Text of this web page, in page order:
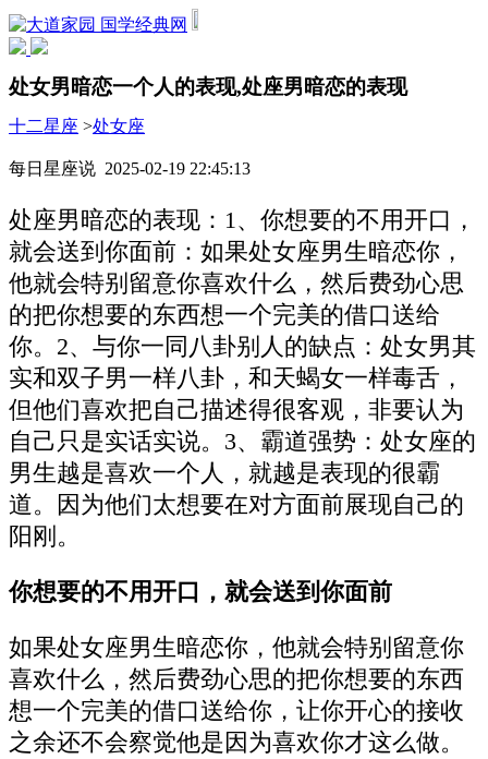
国学经典网
处女男暗恋一个人的表现,处座男暗恋的表现
十二星座 >处女座
每日星座说 2025-02-19 22:45:13
处座男暗恋的表现：1、你想要的不用开口，
就会送到你面前：如果处女座男生暗恋你，
他就会特别留意你喜欢什么，然后费劲心思
的把你想要的东西想一个完美的借口送给
你。2、与你一同八卦别人的缺点：处女男其
实和双子男一样八卦，和天蝎女一样毒舌，
但他们喜欢把自己描述得很客观，非要认为
自己只是实话实说。3、霸道强势：处女座的
男生越是喜欢一个人，就越是表现的很霸
道。因为他们太想要在对方面前展现自己的
阳刚。
你想要的不用开口，就会送到你面前
如果处女座男生暗恋你，他就会特别留意你
喜欢什么，然后费劲心思的把你想要的东西
想一个完美的借口送给你，让你开心的接收
之余还不会察觉他是因为喜欢你才这么做。